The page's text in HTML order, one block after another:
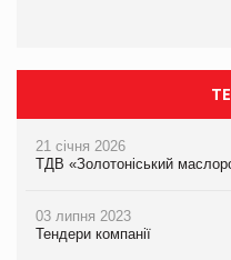
21 січня 2026
ТДВ «Золотоніський
03 липня 2023
Тендери компанії